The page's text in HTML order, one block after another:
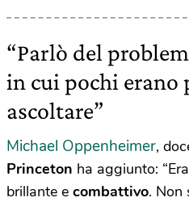
“Parlò del
in cui pochi erano
ascoltare”
Michael Oppenheimer,
Princeton ha aggiunto:
brillante e combattivo. Non